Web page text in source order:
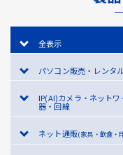
全表示
パソコン販売・レンタ
IP(AI)カメラ・ネットワ
器・回線
ネット通販(家具・飲食・